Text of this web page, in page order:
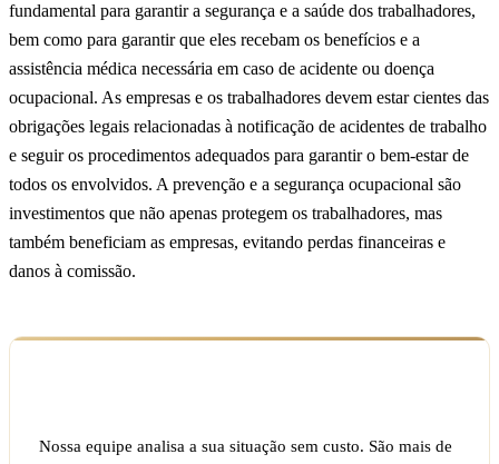
fundamental para garantir a segurança e a saúde dos trabalhadores,
bem como para garantir que eles recebam os benefícios e a
assistência médica necessária em caso de acidente ou doença
ocupacional. As empresas e os trabalhadores devem estar cientes das
obrigações legais relacionadas à notificação de acidentes de trabalho
e seguir os procedimentos adequados para garantir o bem-estar de
todos os envolvidos. A prevenção e a segurança ocupacional são
investimentos que não apenas protegem os trabalhadores, mas
também beneficiam as empresas, evitando perdas financeiras e
danos à comissão.
Nossa equipe analisa a sua situação sem custo. São mais de